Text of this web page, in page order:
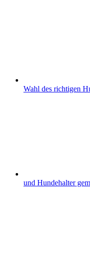
Wahl des richtigen
und Hundehalter